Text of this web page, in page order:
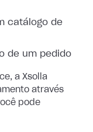
catálogo de
de um pedido
a Xsolla
através
pode